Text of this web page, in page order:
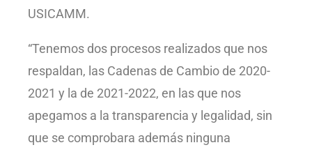
USICAMM.
“Tenemos dos procesos realizados que nos
respaldan, las Cadenas de Cambio de 2020-
2021 y la de 2021-2022, en las que nos
apegamos a la transparencia y legalidad, sin
que se comprobara además ninguna